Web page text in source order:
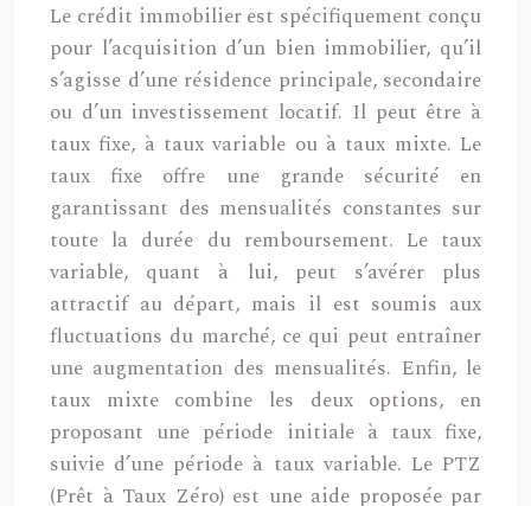
Le crédit immobilier est spécifiquement conçu
pour l’acquisition d’un bien immobilier, qu’il
s’agisse d’une résidence principale, secondaire
ou d’un investissement locatif. Il peut être à
taux fixe, à taux variable ou à taux mixte. Le
taux fixe offre une grande sécurité en
garantissant des mensualités constantes sur
toute la durée du remboursement. Le taux
variable, quant à lui, peut s’avérer plus
attractif au départ, mais il est soumis aux
fluctuations du marché, ce qui peut entraîner
une augmentation des mensualités. Enfin, le
taux mixte combine les deux options, en
proposant une période initiale à taux fixe,
suivie d’une période à taux variable. Le PTZ
(Prêt à Taux Zéro) est une aide proposée par